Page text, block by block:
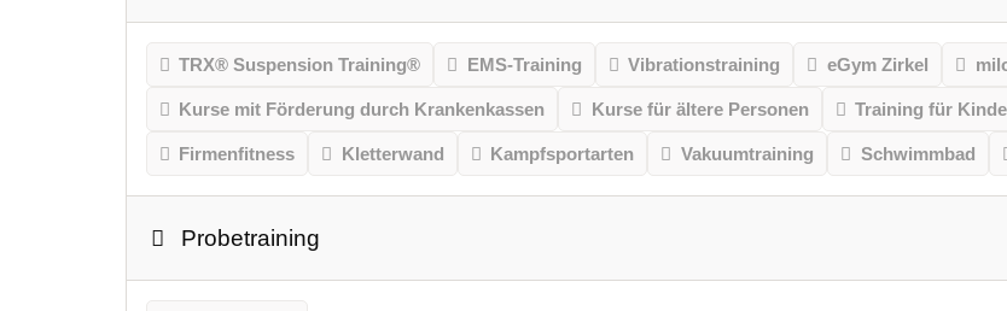
TRX® Suspension Training® EMS-Training Vibrationstraining eGym Zirkel
Kurse mit Förderung durch Krankenkassen Kurse für ältere Personen Training für
Firmenfitness Kletterwand Kampfsportarten Vakuumtraining Schwimmbad
Probetraining